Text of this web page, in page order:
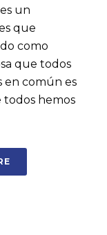
un
que
como
que todos
en común es
hemos